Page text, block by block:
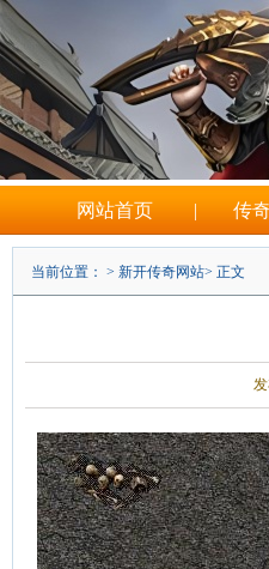
网站首页 | 传
当前位置： > 新开传奇网站> 正文